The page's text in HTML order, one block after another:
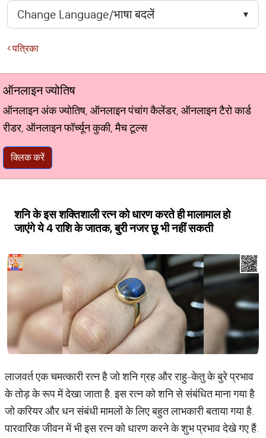
पत्रिका
ऑनलाइन ज्योतिष
ऑनलाइन अंक ज्योतिष, ऑनलाइन पंचांग कैलेंडर, ऑनलाइन टैरो कार्ड
रीडर, ऑनलाइन फॉर्च्यून कुकी, मैच टूल्स
क्लिक करें
शनि के इस शक्तिशाली रत्न को धारण करते ही मालामाल हो
जाएंगे ये 4 राशि के जातक, बुरी नजर छू भी नहीं सकती
लाजवर्त एक चमत्कारी रत्न है जो शनि ग्रह और राहु-केतु के बुरे प्रभाव
के तोड़ के रूप में देखा जाता है. इस रत्न को शनि से संबंधित माना गया है
जो करियर और धन संबंधी मामलों के लिए बहुत लाभकारी बताया गया है.
पारवारिक जीवन में भी इस रत्न को धारण करने के शुभ प्रभाव देखे गए हैं.